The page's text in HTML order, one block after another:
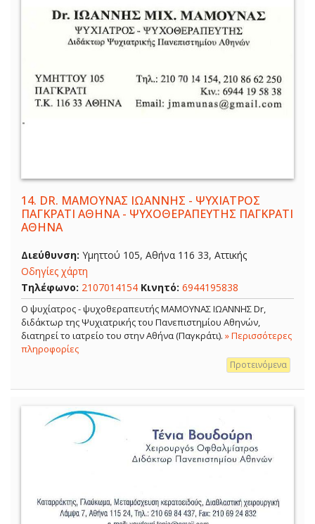
14. DR. ΜΑΜΟΥΝΑΣ ΙΩΑΝΝΗΣ - ΨΥΧΙΑΤΡΟΣ
ΠΑΓΚΡΑΤΙ ΑΘΗΝΑ - ΨΥΧΟΘΕΡΑΠΕΥΤΗΣ ΠΑΓΚΡΑΤΙ
ΑΘΗΝΑ
Διεύθυνση: Υμηττού 105, Αθήνα 116 33, Αττικής
Οδηγίες χάρτη
Τηλέφωνο: 2107014154 Κινητό: 6944195838
Ο ψυχίατρος - ψυχοθεραπευτής ΜΑΜΟΥΝΑΣ ΙΩΑΝΝΗΣ Dr,
διδάκτωρ της Ψυχιατρικής του Πανεπιστημίου Αθηνών,
διατηρεί το ιατρείο του στην Αθήνα (Παγκράτι). » Περισσότερες
πληροφορίες
Προτεινόμενα